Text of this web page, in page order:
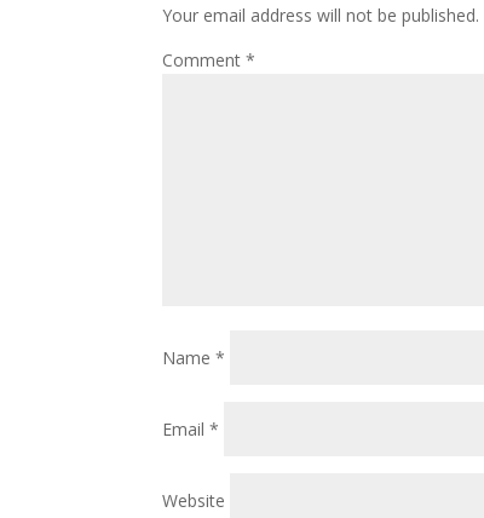
ko
n
e
Your email address will not be published.
Comment*
Name*
Email*
Website